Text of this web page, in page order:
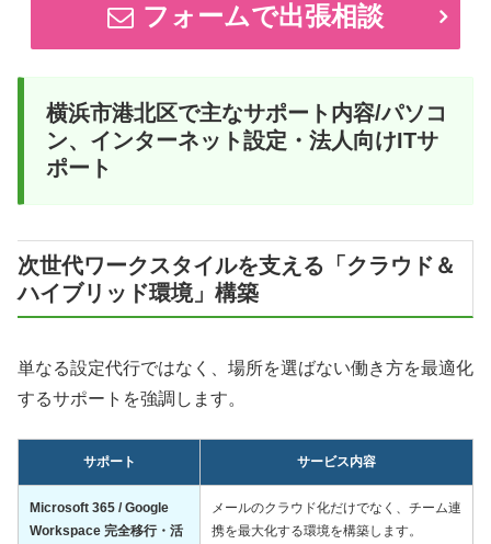
フォームで出張相談
横浜市港北区で主なサポート内容/パソコ
ン、インターネット設定・法人向けITサ
ポート
次世代ワークスタイルを支える「クラウド＆
ハイブリッド環境」構築
単なる設定代行ではなく、場所を選ばない働き方を最適化
するサポートを強調します。
サポート サービス内容
Microsoft 365 / Google
Workspace 完全移行・活
メールのクラウド化だけでなく、チーム連
携を最大化する環境を構築します。